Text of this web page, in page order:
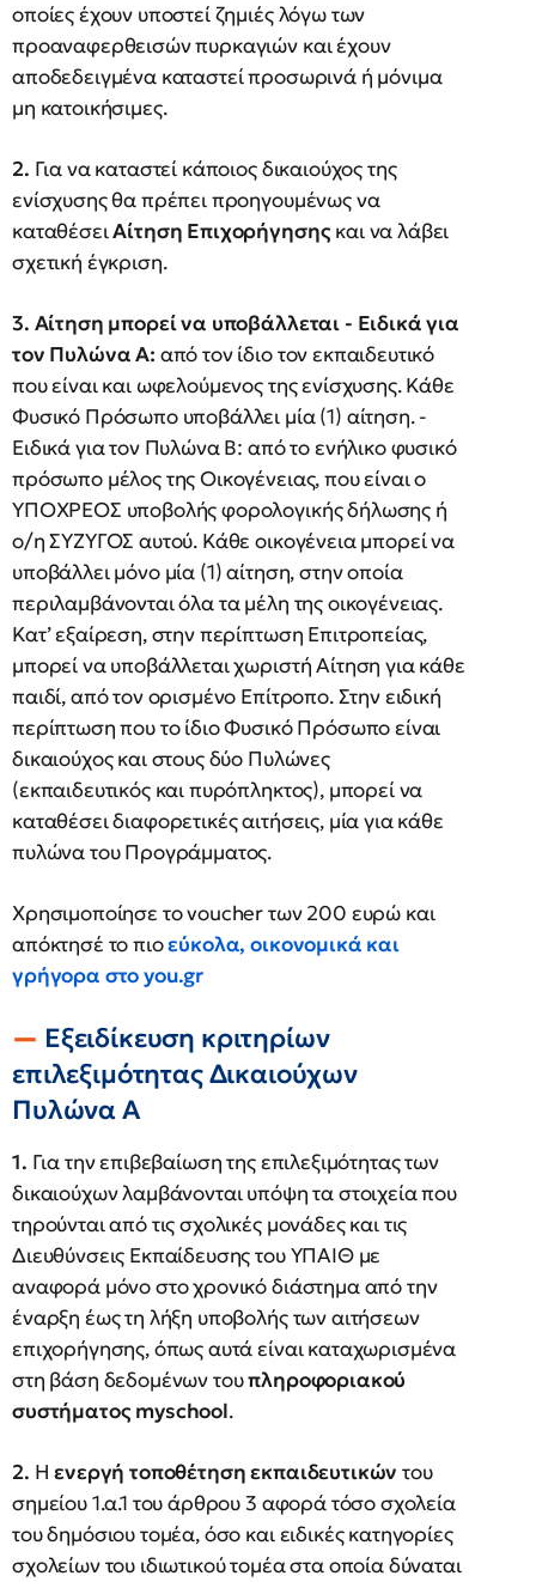
οποίες έχουν υποστεί ζημιές λόγω των
προαναφερθεισών πυρκαγιών και έχουν
αποδεδειγμένα καταστεί προσωρινά ή μόνιμα
μη κατοικήσιμες.
2. Για να καταστεί κάποιος δικαιούχος της
ενίσχυσης θα πρέπει προηγουμένως να
καταθέσειΑίτηση Επιχορήγησηςκαι να λάβει
σχετική έγκριση.
3. Αίτηση μπορεί να υποβάλλεται - Ειδικά για
τον Πυλώνα Α: από τον ίδιο τον εκπαιδευτικό
που είναι και ωφελούμενος της ενίσχυσης. Κάθε
Φυσικό Πρόσωπο υποβάλλει μία (1) αίτηση. -
Ειδικά για τον Πυλώνα Β: από το ενήλικο φυσικό
πρόσωπο μέλος της Οικογένειας, που είναι ο
ΥΠΟΧΡΕΟΣ υποβολής φορολογικής δήλωσης ή
ο/η ΣΥΖΥΓΟΣ αυτού. Κάθε οικογένεια μπορεί να
υποβάλλει μόνο μία (1) αίτηση, στην οποία
περιλαμβάνονται όλα τα μέλη της οικογένειας.
Κατ’ εξαίρεση, στην περίπτωση Επιτροπείας,
μπορεί να υποβάλλεται χωριστή Αίτηση για κάθε
παιδί, από τον ορισμένο Επίτροπο. Στην ειδική
περίπτωση που το ίδιο Φυσικό Πρόσωπο είναι
δικαιούχος και στους δύο Πυλώνες
(εκπαιδευτικός και πυρόπληκτος), μπορεί να
καταθέσει διαφορετικές αιτήσεις, μία για κάθε
πυλώνα του Προγράμματος.
Χρησιμοποίησε το voucher των 200 ευρώ και
απόκτησέ το πιοεύκολα, οικονομικά και
γρήγορα στο you.gr
Εξειδίκευση κριτηρίων
επιλεξιμότητας Δικαιούχων
Πυλώνα Α
1. Για την επιβεβαίωση της επιλεξιμότητας των
δικαιούχων λαμβάνονται υπόψη τα στοιχεία που
τηρούνται από τις σχολικές μονάδες και τις
Διευθύνσεις Εκπαίδευσης του ΥΠΑΙΘ με
αναφορά μόνο στο χρονικό διάστημα από την
έναρξη έως τη λήξη υποβολής των αιτήσεων
επιχορήγησης, όπως αυτά είναι καταχωρισμένα
στη βάση δεδομένων τουπληροφοριακού
συστήματος myschool.
2. Ηενεργή τοποθέτηση εκπαιδευτικών του
σημείου 1.α.1 του άρθρου 3 αφορά τόσο σχολεία
του δημόσιου τομέα, όσο και ειδικές κατηγορίες
σχολείων του ιδιωτικού τομέα στα οποία δύναται